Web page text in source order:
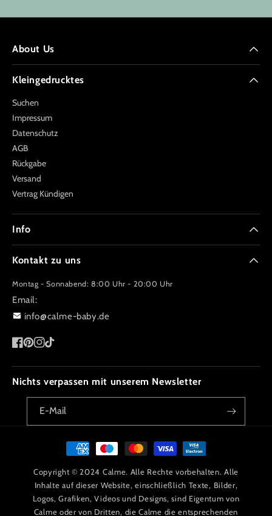
About Us
Kleingedrucktes
Suchen
Impressum
Datenschutz
AGB
Rückgabe
Versand
Vertrag Kündigen
Info
Kontakt zu uns
Montag - Sonnabend: 8:00 Uhr - 20:00 Uhr
Email:
info@calme-baby.de
Facebook
Pinterest
Instagram
TikTok
Nichts verpassen mit unserem Newsletter
E-Mail
Zahlungsmethoden
Copyright © 2024 Calme. Alle Rechte vorbehalten. Alle
Inhalte auf dieser Website, einschließlich Texte, Bilder,
Logos, Grafiken, Videos und Designs, sind Eigentum von
Calme oder von Dritten, die Calme die entsprechenden